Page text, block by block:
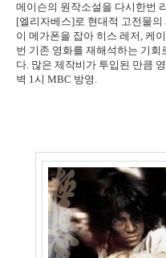
메이슨의 원작소설을 다시한번
[엘리자베스]로 현대적 고전물
이 메가폰을 잡아 히스 레저, 케
번 기존 영화를 재해석하는 기
다. 많은 제작비가 투입된 만큼
벽 1시 MBC 방영.